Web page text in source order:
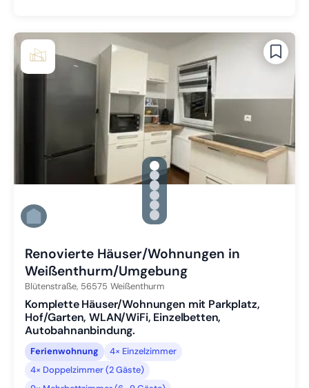
gallery.slide_selector
Zu Slide 1 wechseln
Zu Slide 2 wechseln
Zu Slide 3 wechseln
Zu Slide 4 wechseln
Zu Slide 5 wechseln
Zu Slide 6 wechseln
Renovierte Häuser/Wohnungen in
Weißenthurm/Umgebung
Blütenstraße, 56575 Weißenthurm
Komplette Häuser/Wohnungen mit Parkplatz,
Hof/Garten, WLAN/WiFi, Einzelbetten,
Autobahnanbindung.
Ferienwohnung
4× Einzelzimmer
4× Doppelzimmer (2 Gäste)